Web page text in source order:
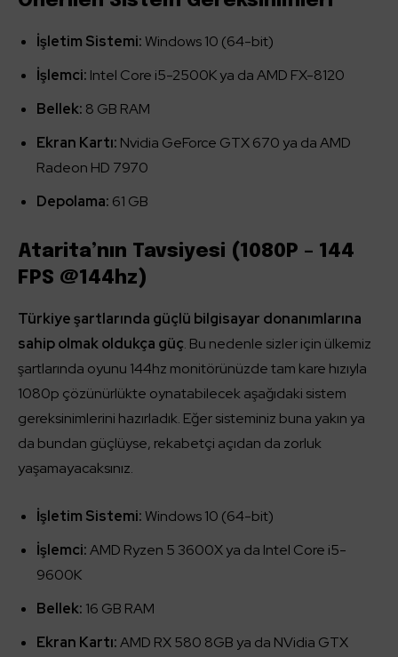
İşletim Sistemi:Windows 10 (64-bit)
İşlemci: Intel Core i5-2500K ya da AMD FX-8120
Bellek: 8 GB RAM
Ekran Kartı: Nvidia GeForce GTX 670 ya da AMD
Radeon HD 7970
Depolama: 61 GB
Atarita’nın Tavsiyesi (1080P – 144
FPS @144hz)
Türkiye şartlarında güçlü bilgisayar donanımlarına
sahip olmak oldukça güç. Bu nedenle sizler için ülkemiz
şartlarında oyunu 144hz monitörünüzde tam kare hızıyla
1080p çözünürlükte oynatabilecek aşağıdaki sistem
gereksinimlerini hazırladık. Eğer sisteminiz buna yakın ya
da bundan güçlüyse, rekabetçi açıdan da zorluk
yaşamayacaksınız.
İşletim Sistemi:Windows 10 (64-bit)
İşlemci:AMD Ryzen 5 3600X ya da Intel Core i5-
9600K
Bellek: 16 GB RAM
Ekran Kartı:AMD RX 580 8GB ya da NVidia GTX